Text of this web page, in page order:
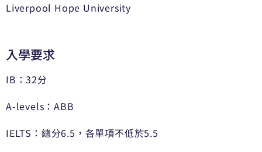
Liverpool Hope University
入學要求
IB：32分
A-levels：ABB
IELTS：總分6.5，各單項不低於5.5